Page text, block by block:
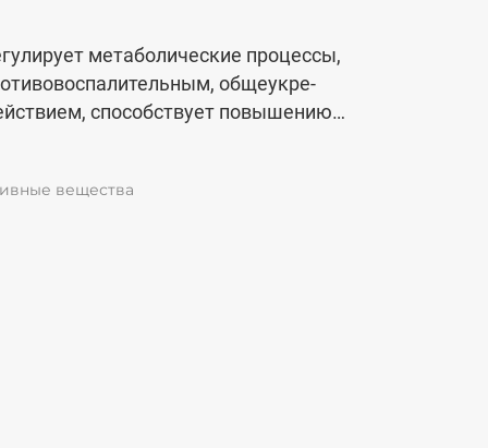
метаболи­ческие процессы,
общеукре­
способствует повышению
организма.
вещества